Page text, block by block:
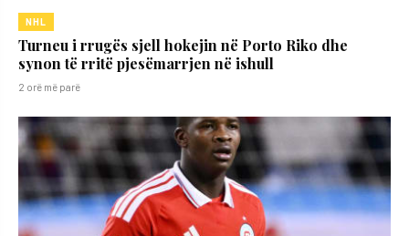
NHL
Turneu i rrugës sjell hokejin në Porto Riko dhe
synon të rritë pjesëmarrjen në ishull
2 orë më parë